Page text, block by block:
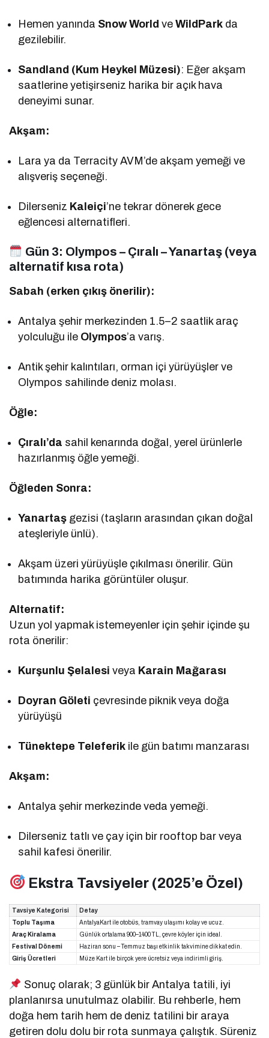
Hemen yanında Snow World veWildPark da
gezilebilir.
Sandland (Kum Heykel Müzesi): Eğer akşam
saatlerine yetişirseniz harika bir açık hava
deneyimi sunar.
Akşam:
Lara ya da Terracity AVM’de akşam yemeği ve
alışveriş seçeneği.
Dilerseniz Kaleiçi’ne tekrar dönerek gece
eğlencesi alternatifleri.
Gün 3: Olympos – Çıralı – Yanartaş (veya
alternatif kısa rota)
Sabah (erken çıkış önerilir):
Antalya şehir merkezinden 1.5–2 saatlik araç
yolculuğu ile Olympos’a varış.
Antik şehir kalıntıları, orman içi yürüyüşler ve
Olympos sahilinde deniz molası.
Öğle:
Çıralı’da sahil kenarında doğal, yerel ürünlerle
hazırlanmış öğle yemeği.
Öğleden Sonra:
Yanartaş gezisi (taşların arasından çıkan doğal
ateşleriyle ünlü).
Akşam üzeri yürüyüşle çıkılması önerilir. Gün
batımında harika görüntüler oluşur.
Alternatif:
Uzun yol yapmak istemeyenler için şehir içinde şu
rota önerilir:
Kurşunlu Şelalesi veya Karain Mağarası
Doyran Göleti çevresinde piknik veya doğa
yürüyüşü
Tünektepe Teleferik ile gün batımı manzarası
Akşam:
Antalya şehir merkezinde veda yemeği.
Dilerseniz tatlı ve çay için bir rooftop bar veya
sahil kafesi önerilir.
Ekstra Tavsiyeler (2025’e Özel)
Tavsiye Kategorisi
Detay
Toplu Taşıma
AntalyaKart ile otobüs, tramvay ulaşımı kolay ve ucuz.
Araç Kiralama
Günlük ortalama 900–1400 TL, çevre köyler için ideal.
Festival Dönemi
Haziran sonu – Temmuz başı etkinlik takvimine dikkat edin.
Giriş Ücretleri
Müze Kart ile birçok yere ücretsiz veya indirimli giriş.
Sonuç olarak; 3 günlük bir Antalya tatili, iyi
planlanırsa unutulmaz olabilir. Bu rehberle, hem
doğa hem tarih hem de deniz tatilini bir araya
getiren dolu dolu bir rota sunmaya çalıştık. Süreniz